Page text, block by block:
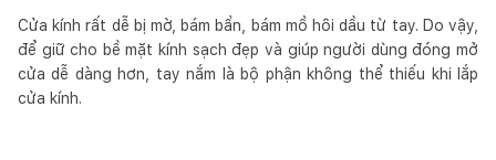
Cửa kính rất dễ bị mờ, bám bẩn, bám mồ hôi dầu từ tay. Do vậy,
để giữ cho bề mặt kính sạch đẹp và giúp người dùng đóng mở
cửa dễ dàng hơn, tay nắm là bộ phận không thể thiếu khi lắp
cửa kính.